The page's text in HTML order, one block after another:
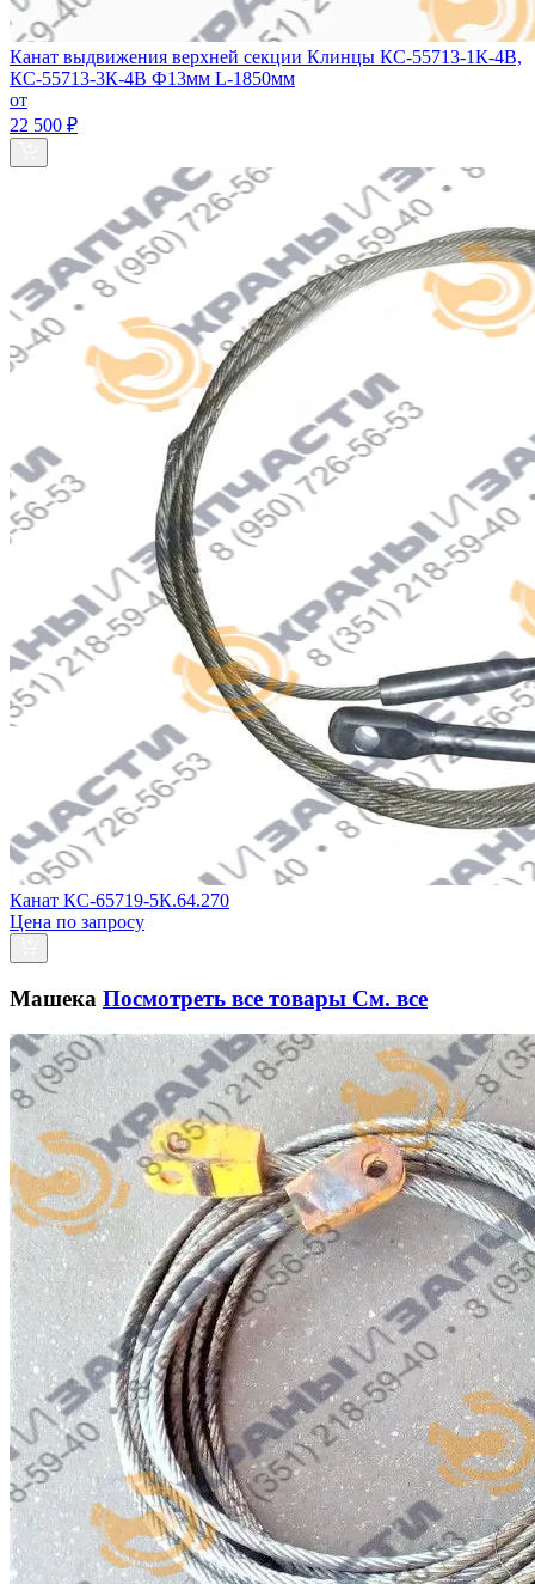
Канат выдвижения верхней секции Клинцы КС-55713-1К-4В,
КС-55713-3К-4В Ф13мм L-1850мм
от
22 500 ₽
Канат КС-65719-5К.64.270
Цена по запросу
Машека Посмотреть все товары См. все